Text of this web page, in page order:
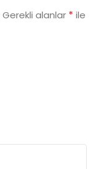
Gerekli alanlar * ile